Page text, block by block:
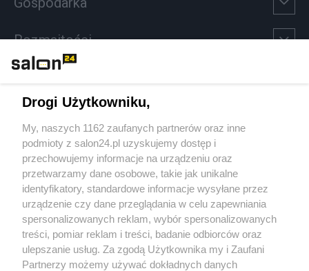
Rozmaitości
Sport
Społeczeństwo
Kultura
X Facebook Instagram Youtube
Drogi Użytkowniku,
My, naszych 1162 zaufanych partnerów oraz inne
podmioty z salon24.pl uzyskujemy dostęp i
przechowujemy informacje na urządzeniu oraz
przetwarzamy dane osobowe, takie jak unikalne
identyfikatory, standardowe informacje wysyłane przez
urządzenie czy dane przeglądania w celu zapewniania
spersonalizowanych reklam, wybór spersonalizowanych
treści, pomiar reklam i treści, badanie odbiorców oraz
ulepszanie usług. Za zgodą Użytkownika my i Zaufani
Partnerzy możemy używać dokładnych danych